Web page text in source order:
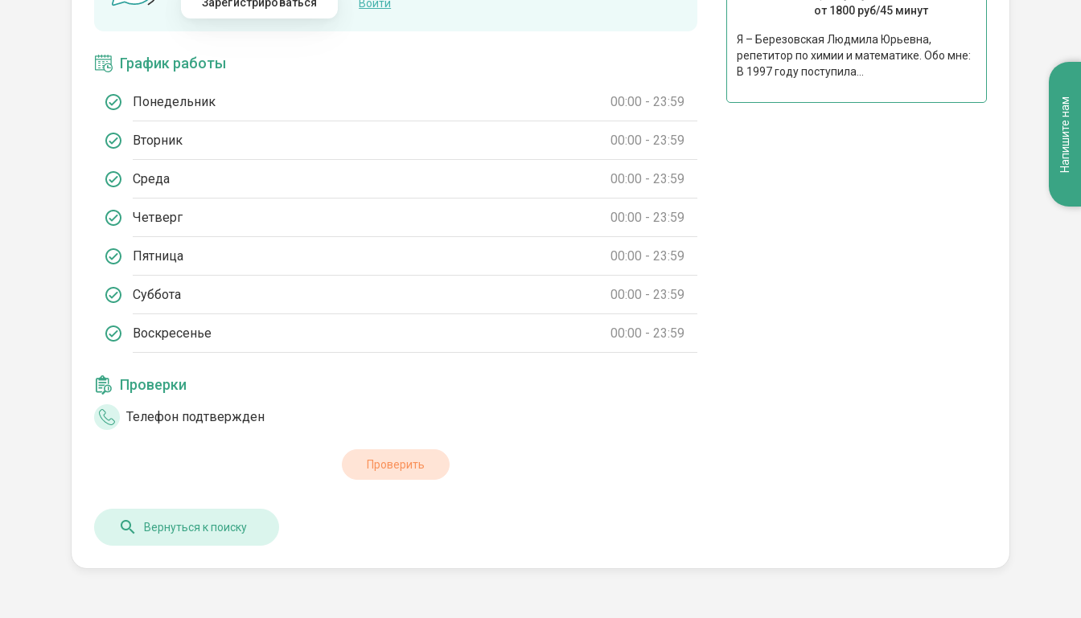
Войти
График работы
Понедельник 00:00 - 23:59
Вторник 00:00 - 23:59
Среда 00:00 - 23:59
Четверг 00:00 - 23:59
Пятница 00:00 - 23:59
Суббота 00:00 - 23:59
Воскресенье 00:00 - 23:59
Проверки
Телефон подтвержден
Проверить
от 1800 руб/45 минут
Я – Березовская Людмила Юрьевна,
репетитор по химии и математике. Обо мне:
В 1997 году поступила...
Вернуться к поиску
Напишите нам